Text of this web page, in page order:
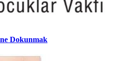
Dokunmak